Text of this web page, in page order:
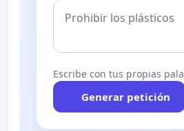
Escribe con tus propias
Generar petición